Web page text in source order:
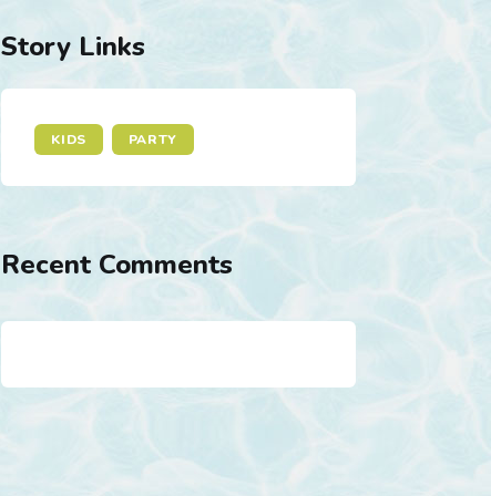
Story Links
KIDS PARTY
Recent Comments